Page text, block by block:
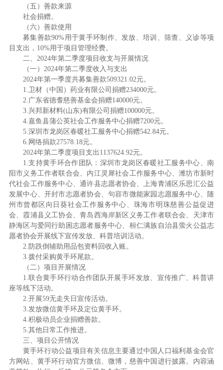
（五）善款来源
社会捐赠。
（六）善款使用
募集善款90%用于黄手环制作、发放、培训、筛查、义诊等项
目支出，10%用于项目管理经费。
二、2024年第二季度项目收支与开展情况
（一）2024年第二季度收入与支出
2024年第一季度共募集善款509321.02元。
1.卫材（中国）药业有限公司捐赠234000元。
2.广东省德耆慈善基金会捐赠140000元。
3.兴邦新材料(山东)有限公司捐赠100000元。
4.嘉鱼县蒲公英社会工作服务中心捐赠7200元。
5.深圳市龙岗区春暖社工服务中心捐赠542.84元。
6.网络捐款27578.18元。
2024年第二季度项目支出1137624.92元。
1.支持黄手环合作团队：深圳市龙岗区春暖社工服务中心、南
阳市义务工作者联合会、内江灵犀社会工作服务中心、潍坊市新时
代社会工作服务中心、通许县志愿者协会、上海青浦区乐思汇公益
发展中心、开封市志愿者协会、句容市微能家园志愿服务中心、随
州市曾都区向日葵社会工作服务中心、珠海市明珠慈善公益促进
会、霞浦县义工协会、青岛西海岸新区义务工作者联合会、天津市
静海区与爱同行助困志愿者服务中心、桓仁满族自治县萤火公益志
愿者协会开展线下宣传发放、科普培训活动。
2.防跌倒辅助用品包资料回收入账。
3.拨付采购黄手环尾款。
（二）项目开展情况
1.联合黄手环行动合作团队开展手环发放、宣传推广、科普讲
座等线下活动。
2.开展59无走失日宣传活动。
3.发放微信黄手环及定位黄手环。
4.积极动员企业捐赠善款。
5.其他日常工作推进。
三、项目公开情况
黄手环行动公益项目有关信息主要通过中国人口福利基金会官
方网站、黄手环行动官方微信、微博，慈善中国进行披露。内容涵